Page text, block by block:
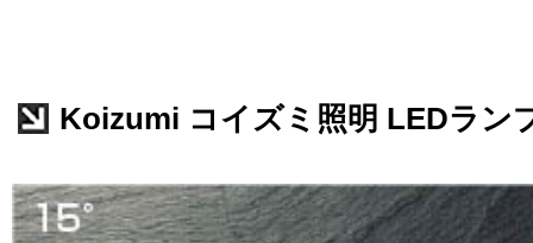
Koizumi コイズミ照明 LEDラン